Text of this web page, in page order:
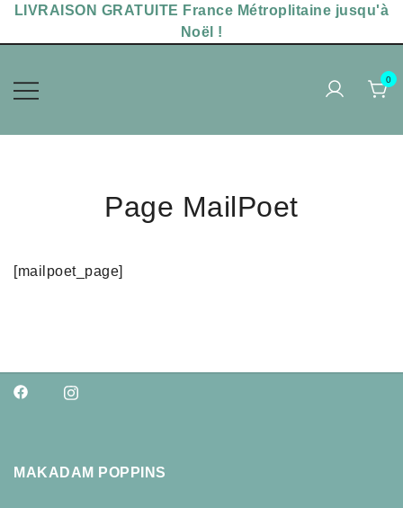
SkipLIVRAISON GRATUITE France Métroplitaine jusqu'à
Noël !
0
Page MailPoet
[mailpoet_page]
MAKADAM POPPINS